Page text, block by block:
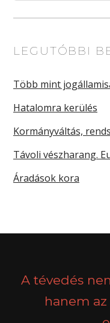
LEGUTÓBBI
Több mint
Hatalomra kerülés
Kormányváltás,
Távoli vészharang.
Áradások kora
A tévedés
hanem